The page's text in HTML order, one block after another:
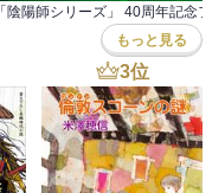
「陰陽師シリーズ」 40周年記念
もっと見る
3位